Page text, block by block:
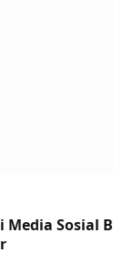
Media Sosial